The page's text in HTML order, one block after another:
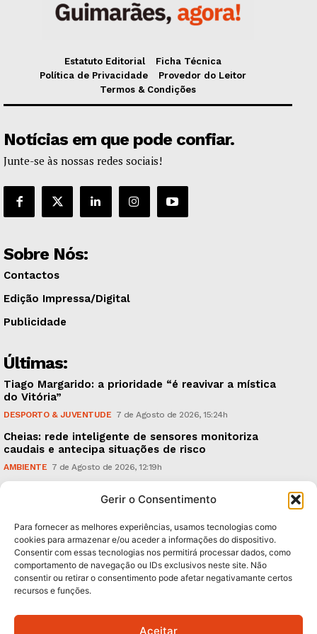
Gerir o Consentimento
Para fornecer as melhores experiências, usamos tecnologias como
cookies para armazenar e/ou aceder a informações do dispositivo.
Consentir com essas tecnologias nos permitirá processar dados, como
comportamento de navegação ou IDs exclusivos neste site. Não
consentir ou retirar o consentimento pode afetar negativamante certos
recursos e funções.
Aceitar
Estatuto Editorial
Ficha Técnica
Política de Privacidade
Provedor do Leitor
Termos & Condições
Notícias em que pode confiar.
Junte-se às nossas redes sociais!
Sobre Nós:
Contactos
Edição Impressa/Digital
Publicidade
Últimas:
Tiago Margarido: a prioridade “é reavivar a mística
do Vitória”
DESPORTO & JUVENTUDE 7 de Agosto de 2026, 15:24h
Cheias: rede inteligente de sensores monitoriza
caudais e antecipa situações de risco
AMBIENTE 7 de Agosto de 2026, 12:19h
Subscreva Newsletter: